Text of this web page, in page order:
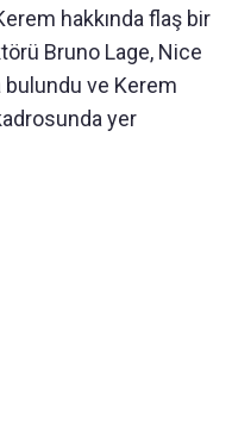
hakkında flaş bir
Bruno Lage, Nice
bulundu ve Kerem
yer